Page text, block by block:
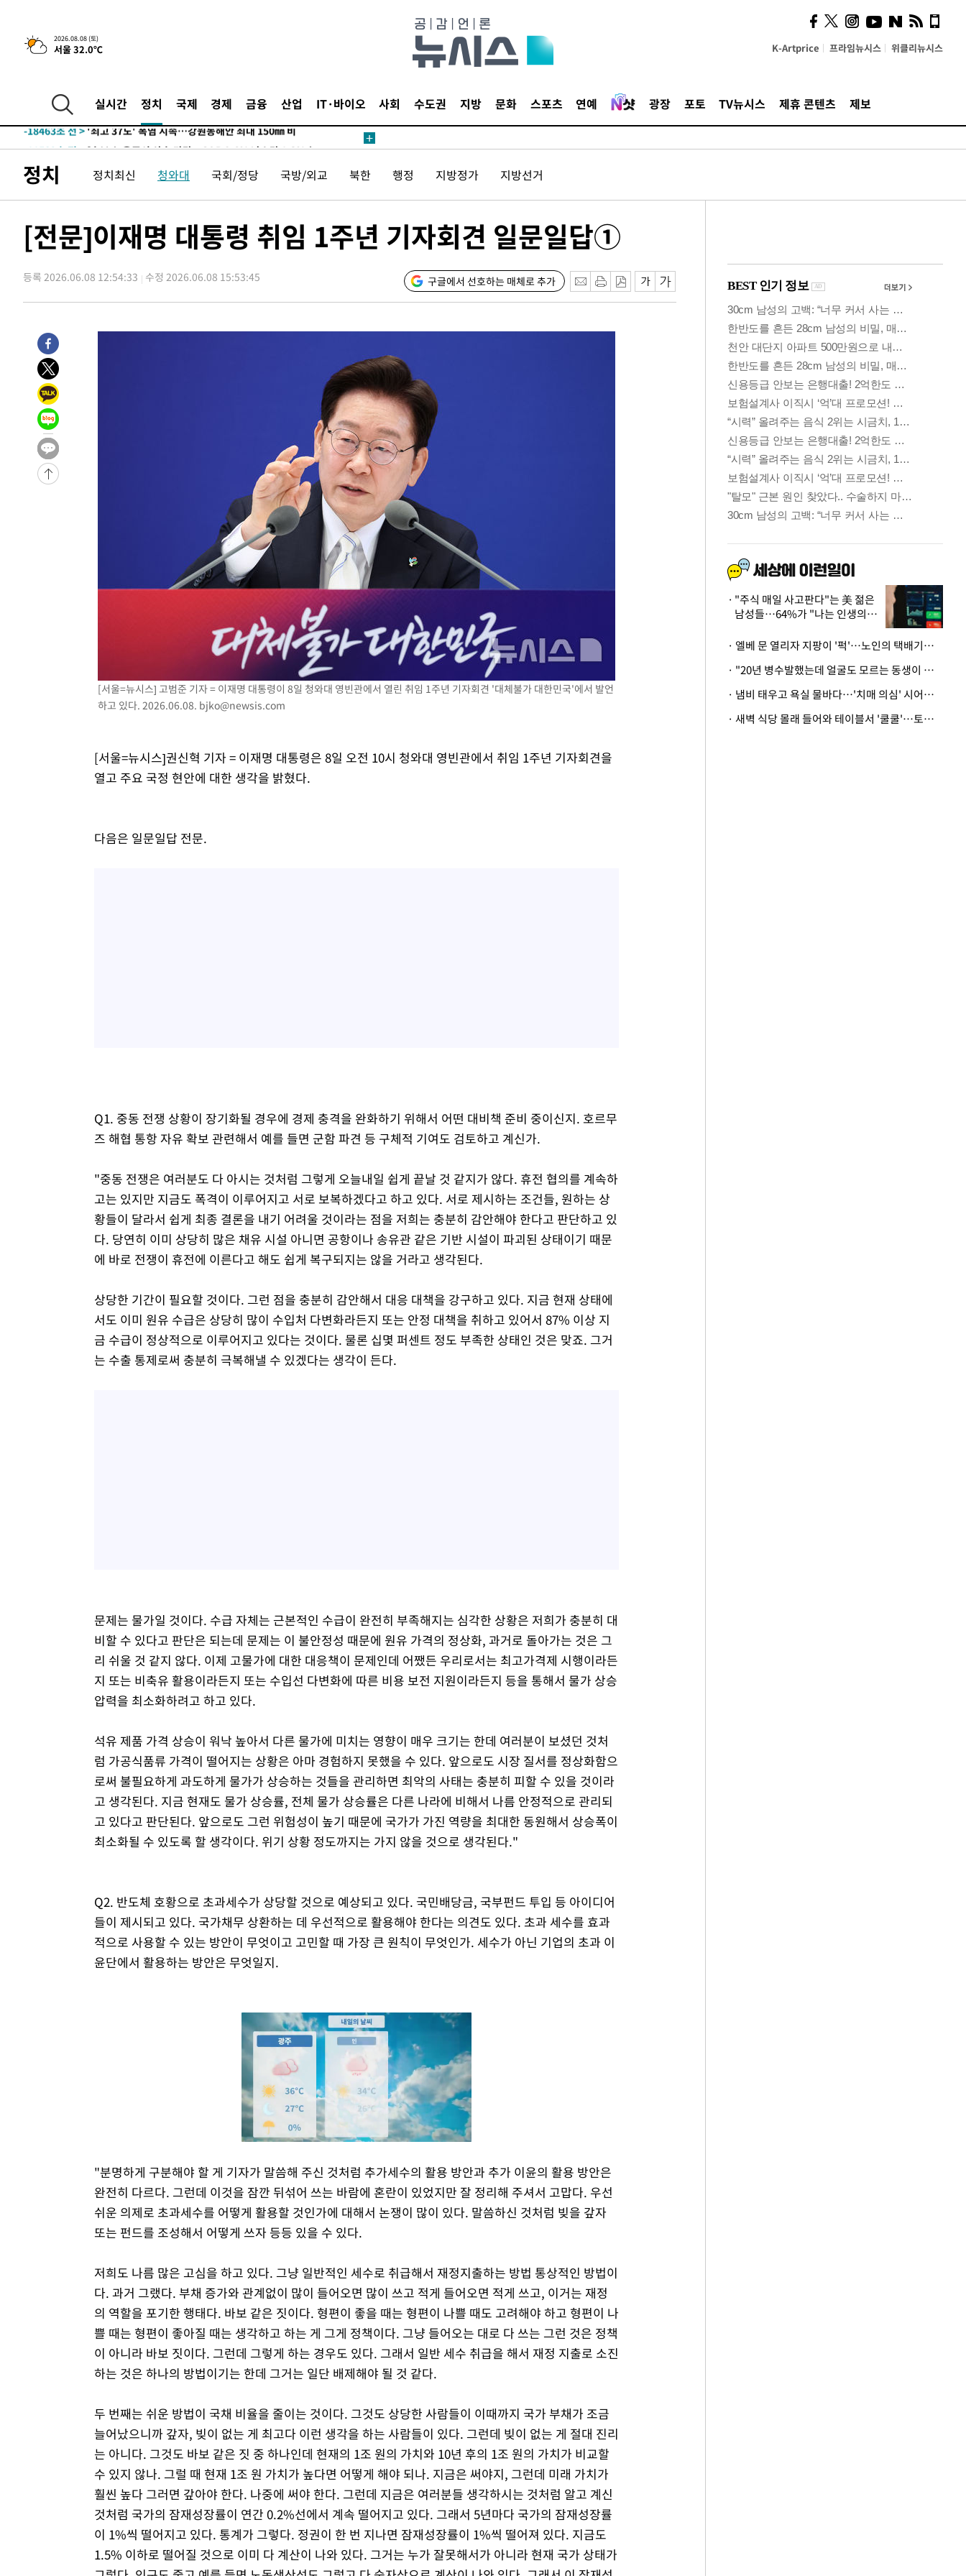
2026.08.08 (토)
서울 32.0℃ K-Artprice 프라임뉴시스 위클리뉴시스
실시간 정치 국제 경제 금융 산업 IT·바이오 사회 수도권 지방 문화 스포츠 연예 광장 포토 TV뉴시스 제휴 콘텐츠 제보
-11629초 전 >[속보]뉴욕증시 상승 마감…S&P 0.6% 나스닥 1.3%↑
-29842초 전 >
[속보]'압수수색·성접대 논란' 축구협회 "실망과 걱정 안겨드려 죄
-18463초 전 >
-11589초 전 >
[속보]뉴욕증시 상승 마감…S&P 0.6% 나스닥 1.3%↑
-29882초 전 >
[속보]'압수수색·성접대 논란' 축구협회 "실망과 걱정 안겨드려 죄
-18503초 전 >'최고 37도' 폭염 지속…강원동해안 최대 150㎜ 비
정치 정치최신 청와대 국회/정당 국방/외교 북한 행정 지방정가 지방선거
[전문]이재명 대통령 취임 1주년 기자회견 일문일답①
등록 2026.06.08 12:54:33 수정 2026.06.08 15:53:45 구글에서 선호하는 매체로 추가
[서울=뉴시스] 고범준 기자 = 이재명 대통령이 8일 청와대 영빈관에서 열린 취임 1주년 기자회견 '대체불가 대한민국'에서 발언
하고 있다. 2026.06.08. bjko@newsis.com
[서울=뉴시스]권신혁 기자 = 이재명 대통령은 8일 오전 10시 청와대 영빈관에서 취임 1주년 기자회견을
열고 주요 국정 현안에 대한 생각을 밝혔다.
다음은 일문일답 전문.
Q1. 중동 전쟁 상황이 장기화될 경우에 경제 충격을 완화하기 위해서 어떤 대비책 준비 중이신지. 호르무
즈 해협 통항 자유 확보 관련해서 예를 들면 군함 파견 등 구체적 기여도 검토하고 계신가.
"중동 전쟁은 여러분도 다 아시는 것처럼 그렇게 오늘내일 쉽게 끝날 것 같지가 않다. 휴전 협의를 계속하
고는 있지만 지금도 폭격이 이루어지고 서로 보복하겠다고 하고 있다. 서로 제시하는 조건들, 원하는 상
황들이 달라서 쉽게 최종 결론을 내기 어려울 것이라는 점을 저희는 충분히 감안해야 한다고 판단하고 있
다. 당연히 이미 상당히 많은 채유 시설 아니면 공항이나 송유관 같은 기반 시설이 파괴된 상태이기 때문
에 바로 전쟁이 휴전에 이른다고 해도 쉽게 복구되지는 않을 거라고 생각된다.
상당한 기간이 필요할 것이다. 그런 점을 충분히 감안해서 대응 대책을 강구하고 있다. 지금 현재 상태에
서도 이미 원유 수급은 상당히 많이 수입처 다변화라든지 또는 안정 대책을 취하고 있어서 87% 이상 지
금 수급이 정상적으로 이루어지고 있다는 것이다. 물론 십몇 퍼센트 정도 부족한 상태인 것은 맞죠. 그거
는 수출 통제로써 충분히 극복해낼 수 있겠다는 생각이 든다.
문제는 물가일 것이다. 수급 자체는 근본적인 수급이 완전히 부족해지는 심각한 상황은 저희가 충분히 대
비할 수 있다고 판단은 되는데 문제는 이 불안정성 때문에 원유 가격의 정상화, 과거로 돌아가는 것은 그
리 쉬울 것 같지 않다. 이제 고물가에 대한 대응책이 문제인데 어쨌든 우리로서는 최고가격제 시행이라든
지 또는 비축유 활용이라든지 또는 수입선 다변화에 따른 비용 보전 지원이라든지 등을 통해서 물가 상승
압력을 최소화하려고 하고 있다.
석유 제품 가격 상승이 워낙 높아서 다른 물가에 미치는 영향이 매우 크기는 한데 여러분이 보셨던 것처
럼 가공식품류 가격이 떨어지는 상황은 아마 경험하지 못했을 수 있다. 앞으로도 시장 질서를 정상화함으
로써 불필요하게 과도하게 물가가 상승하는 것들을 관리하면 최악의 사태는 충분히 피할 수 있을 것이라
고 생각된다. 지금 현재도 물가 상승률, 전체 물가 상승률은 다른 나라에 비해서 나름 안정적으로 관리되
고 있다고 판단된다. 앞으로도 그런 위험성이 높기 때문에 국가가 가진 역량을 최대한 동원해서 상승폭이
최소화될 수 있도록 할 생각이다. 위기 상황 정도까지는 가지 않을 것으로 생각된다."
Q2. 반도체 호황으로 초과세수가 상당할 것으로 예상되고 있다. 국민배당금, 국부펀드 투입 등 아이디어
들이 제시되고 있다. 국가채무 상환하는 데 우선적으로 활용해야 한다는 의견도 있다. 초과 세수를 효과
적으로 사용할 수 있는 방안이 무엇이고 고민할 때 가장 큰 원칙이 무엇인가. 세수가 아닌 기업의 초과 이
윤단에서 활용하는 방안은 무엇일지.
Mute
"분명하게 구분해야 할 게 기자가 말씀해 주신 것처럼 추가세수의 활용 방안과 추가 이윤의 활용 방안은
완전히 다르다. 그런데 이것을 잠깐 뒤섞어 쓰는 바람에 혼란이 있었지만 잘 정리해 주셔서 고맙다. 우선
쉬운 의제로 초과세수를 어떻게 활용할 것인가에 대해서 논쟁이 많이 있다. 말씀하신 것처럼 빚을 갚자
또는 펀드를 조성해서 어떻게 쓰자 등등 있을 수 있다.
저희도 나름 많은 고심을 하고 있다. 그냥 일반적인 세수로 취급해서 재정지출하는 방법 통상적인 방법이
다. 과거 그랬다. 부채 증가와 관계없이 많이 들어오면 많이 쓰고 적게 들어오면 적게 쓰고, 이거는 재정
의 역할을 포기한 행태다. 바보 같은 짓이다. 형편이 좋을 때는 형편이 나쁠 때도 고려해야 하고 형편이 나
쁠 때는 형편이 좋아질 때는 생각하고 하는 게 그게 정책이다. 그냥 들어오는 대로 다 쓰는 그런 것은 정책
이 아니라 바보 짓이다. 그런데 그렇게 하는 경우도 있다. 그래서 일반 세수 취급을 해서 재정 지출로 소진
하는 것은 하나의 방법이기는 한데 그거는 일단 배제해야 될 것 같다.
두 번째는 쉬운 방법이 국채 비율을 줄이는 것이다. 그것도 상당한 사람들이 이때까지 국가 부채가 조금
늘어났으니까 갚자, 빚이 없는 게 최고다 이런 생각을 하는 사람들이 있다. 그런데 빚이 없는 게 절대 진리
는 아니다. 그것도 바보 같은 짓 중 하나인데 현재의 1조 원의 가치와 10년 후의 1조 원의 가치가 비교할
수 있지 않나. 그럴 때 현재 1조 원 가치가 높다면 어떻게 해야 되나. 지금은 써야지, 그런데 미래 가치가
훨씬 높다 그러면 갚아야 한다. 나중에 써야 한다. 그런데 지금은 여러분들 생각하시는 것처럼 알고 계신
것처럼 국가의 잠재성장률이 연간 0.2%선에서 계속 떨어지고 있다. 그래서 5년마다 국가의 잠재성장률
이 1%씩 떨어지고 있다. 통계가 그렇다. 정권이 한 번 지나면 잠재성장률이 1%씩 떨어져 있다. 지금도
1.5% 이하로 떨어질 것으로 이미 다 계산이 나와 있다. 그거는 누가 잘못해서가 아니라 현재 국가 상태가
시, 스마트폰 액세서리에
NFC 더했다
"주식 매일 사고판다"는 美 젊은
남성들…64%가 "나는 인생의
· 엘베 문 열리자 지팡이 '퍽'…노인의 택배기사 폭행 이유
· "20년 병수발했는데 얼굴도 모르는 동생이 유산 절반을"…배다른 형제 상속권 있을까
· 냄비 태우고 욕실 물바다…'치매 의심' 시어머니 검사 권유했다가 '날벼락'
· 새벽 식당 몰래 들어와 테이블서 '쿨쿨'…토사물 남기고 사라진 남성